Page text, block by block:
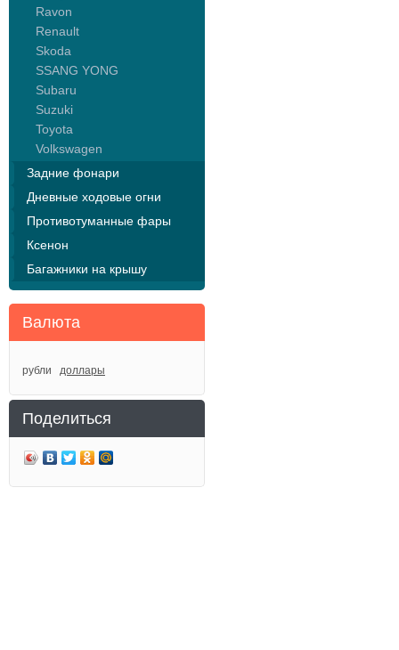
Ravon
Renault
Skoda
SSANG YONG
Subaru
Suzuki
Toyota
Volkswagen
Задние фонари
Дневные ходовые огни
Противотуманные фары
Ксенон
Багажники на крышу
Валюта
рубли доллары
Поделиться